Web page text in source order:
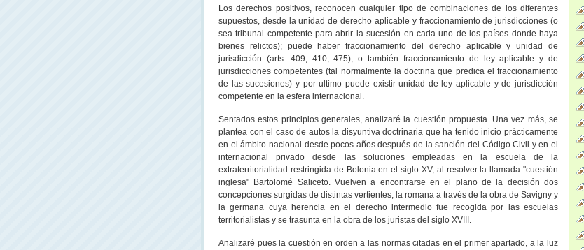
Los derechos positivos, reconocen cualquier tipo de combinaciones de los diferentes
supuestos, desde la unidad de derecho aplicable y fraccionamiento de jurisdicciones (o
sea tribunal competente para abrir la sucesión en cada uno de los países donde haya
bienes relictos); puede haber fraccionamiento del derecho aplicable y unidad de
jurisdicción (arts. 409, 410, 475); o también fraccionamiento de ley aplicable y de
jurisdicciones competentes (tal normalmente la doctrina que predica el fraccionamiento
de las sucesiones) y por ultimo puede existir unidad de ley aplicable y de jurisdicción
competente en la esfera internacional.
Sentados estos principios generales, analizaré la cuestión propuesta. Una vez más, se
plantea con el caso de autos la disyuntiva doctrinaria que ha tenido inicio prácticamente
en el ámbito nacional desde pocos años después de la sanción del Código Civil y en el
internacional privado desde las soluciones empleadas en la escuela de la
extraterritorialidad restringida de Bolonia en el siglo XV, al resolver la llamada "cuestión
inglesa" Bartolomé Saliceto. Vuelven a encontrarse en el plano de la decisión dos
concepciones surgidas de distintas vertientes, la romana a través de la obra de Savigny y
la germana cuya herencia en el derecho intermedio fue recogida por las escuelas
territorialistas y se trasunta en la obra de los juristas del siglo XVIII.
Analizaré pues la cuestión en orden a las normas citadas en el primer apartado, a la luz